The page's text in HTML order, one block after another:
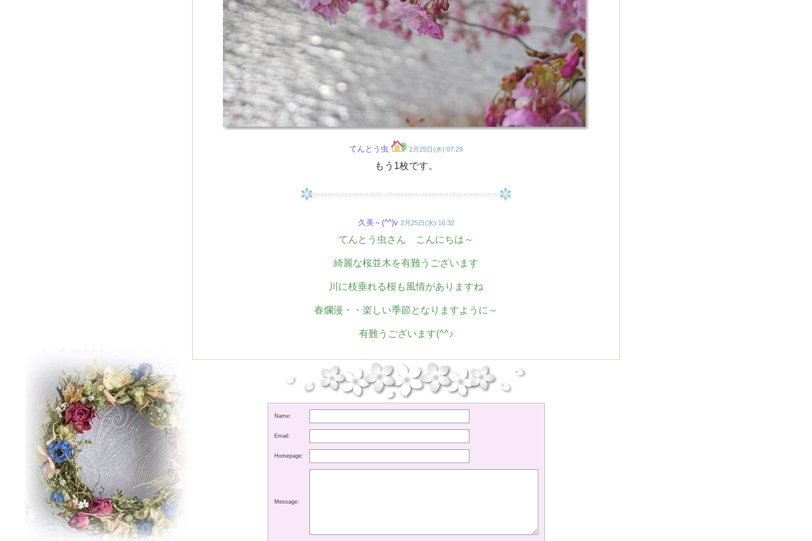
てんとう虫 2月25日(水) 07:29
もう1枚です。
久美～(^^)v 2月25日(水) 16:32
てんとう虫さん こんにちは～
綺麗な桜並木を有難うございます
川に枝垂れる桜も風情がありますね
春爛漫・・楽しい季節となりますように～
有難うございます(^^♪
Name:
Email:
Homepage:
Message: